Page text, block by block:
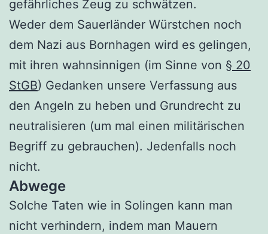
gefährliches Zeug zu schwätzen.
Weder dem Sauerländer Würstchen noch
dem Nazi aus Bornhagen wird es gelingen,
mit ihren wahnsinnigen (im Sinne von § 20
StGB) Gedanken unsere Verfassung aus
den Angeln zu heben und Grundrecht zu
neutralisieren (um mal einen militärischen
Begriff zu gebrauchen). Jedenfalls noch
nicht.
Abwege
Solche Taten wie in Solingen kann man
nicht verhindern, indem man Mauern